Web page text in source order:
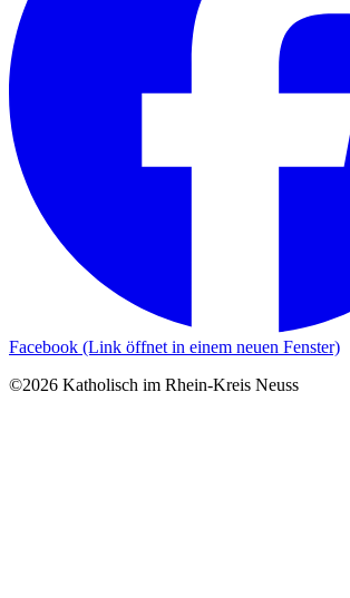
Facebook (Link öffnet in einem neuen Fenster)
©2026 Katholisch im Rhein-Kreis Neuss